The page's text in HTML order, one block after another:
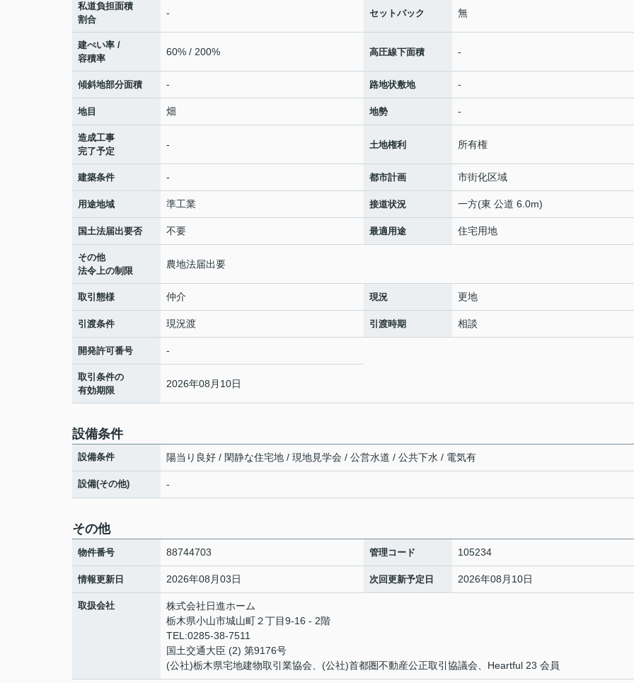
私道負担面積
割合
- セットバック 無
建ぺい率 /
容積率
60% / 200% 高圧線下面積 -
傾斜地部分面積 - 路地状敷地 -
地目 畑 地勢 -
造成工事
完了予定
- 土地権利 所有権
建築条件 - 都市計画 市街化区域
用途地域 準工業 接道状況 一方(東 公道 6.0m)
国土法届出要否 不要 最適用途 住宅用地
その他
法令上の制限
農地法届出要
取引態様 仲介 現況 更地
引渡条件 現況渡 引渡時期 相談
開発許可番号 -
取引条件の
有効期限
2026年08月10日
設備条件
設備条件 陽当り良好 / 閑静な住宅地 / 現地見学会 / 公営水道 / 公共下水 / 電気有
設備(その他) -
その他
物件番号 88744703 管理コード 105234
情報更新日 2026年08月03日 次回更新予定日 2026年08月10日
取扱会社
株式会社日進ホーム
栃木県小山市城山町２丁目9-16 - 2階
TEL:0285-38-7511
国土交通大臣 (2) 第9176号
(公社)栃木県宅地建物取引業協会、(公社)首都圏不動産公正取引協議会、Heartful 23 会員